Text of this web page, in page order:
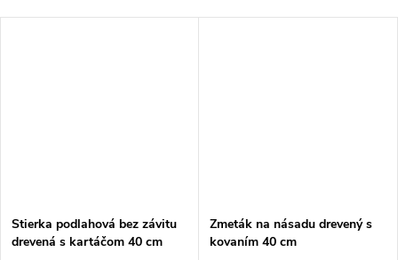
Stierka podlahová bez závitu
drevená s kartáčom 40 cm
Zmeták na násadu drevený s
kovaním 40 cm